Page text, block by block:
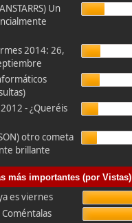
Un
2014: 26,
- ¿Queréis
otro cometa
brillante
más importantes (por Vistas)
es viernes
Coméntalas